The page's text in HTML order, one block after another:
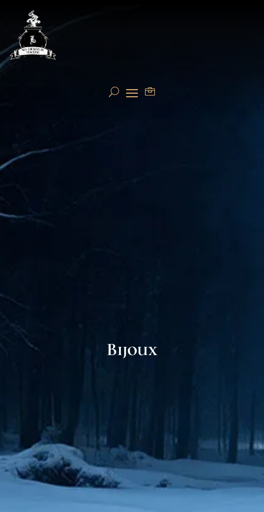
Bijoux